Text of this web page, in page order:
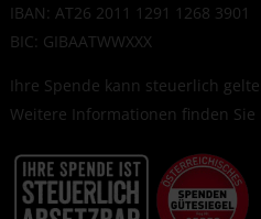
IBAN: AT26 2011 1291 1268 3901
BIC: GIBAATWWXXX
Ihre Spende kann steuerlich
Weitere Informationen finden Sie